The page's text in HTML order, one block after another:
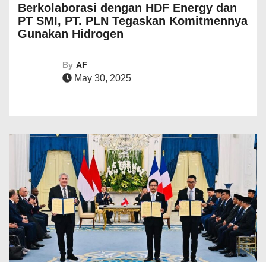
Berkolaborasi dengan HDF Energy dan
PT SMI, PT. PLN Tegaskan Komitmennya
Gunakan Hidrogen
By AF
May 30, 2025